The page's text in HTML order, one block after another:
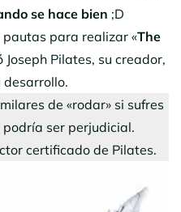
se hace bien ;D
pautas para realizar «The
Joseph Pilates, su creador,
desarrollo.
de «rodar» si sufres
ser perjudicial.
certificado de Pilates.